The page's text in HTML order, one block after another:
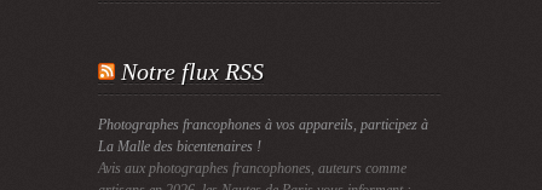
Notre flux RSS
Photographes francophones à vos appareils, participez à
La Malle des bicentenaires !
Avis aux photographes francophones, auteurs comme